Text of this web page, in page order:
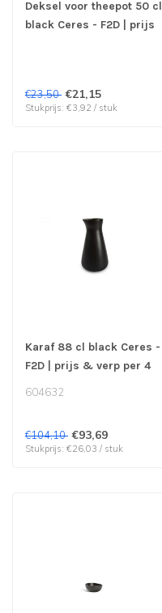
Deksel voor theepot 50 cl
black Ceres - F2D | prijs
€23,50 €21,15
Stukprijs: €3,92 / stuk
Karaf 88 cl black Ceres -
F2D | prijs & verp per 4
604632
€104,10 €93,69
Stukprijs: €26,03 / stuk